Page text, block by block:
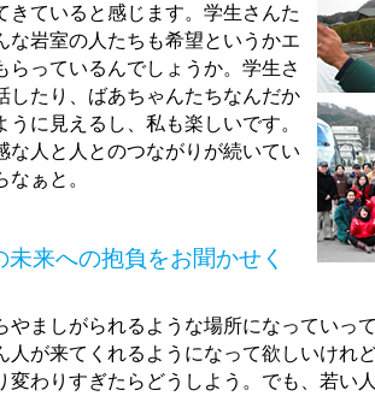
きていると感じます。学生さんた
な岩室の人たちも希望というかエ
らっているんでしょうか。学生さ
したり、ばあちゃんたちなんだか
うに見えるし、私も楽しいです。
な人と人とのつながりが続いてい
なぁと。
未来への抱負をお聞かせく
やましがられるような場所になっていっ
人が来てくれるようになって欲しいけれ
変わりすぎたらどうしよう。でも、若い